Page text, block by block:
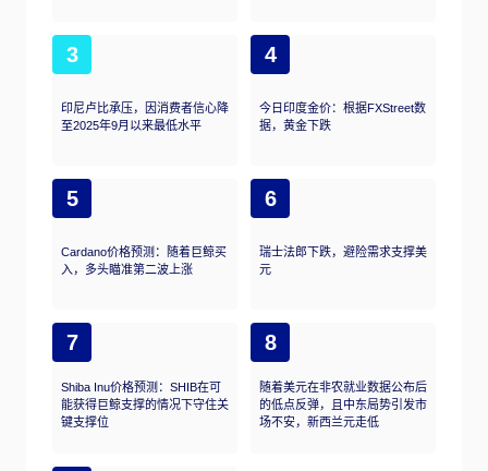
3
印尼卢比承压，因消费者信心降
至2025年9月以来最低水平
4
今日印度金价：根据FXStreet数
据，黄金下跌
5
Cardano价格预测：随着巨鲸买
入，多头瞄准第二波上涨
6
瑞士法郎下跌，避险需求支撑美
元
7
Shiba Inu价格预测：SHIB在可
能获得巨鲸支撑的情况下守住关
键支撑位
8
随着美元在非农就业数据公布后
的低点反弹，且中东局势引发市
场不安，新西兰元走低